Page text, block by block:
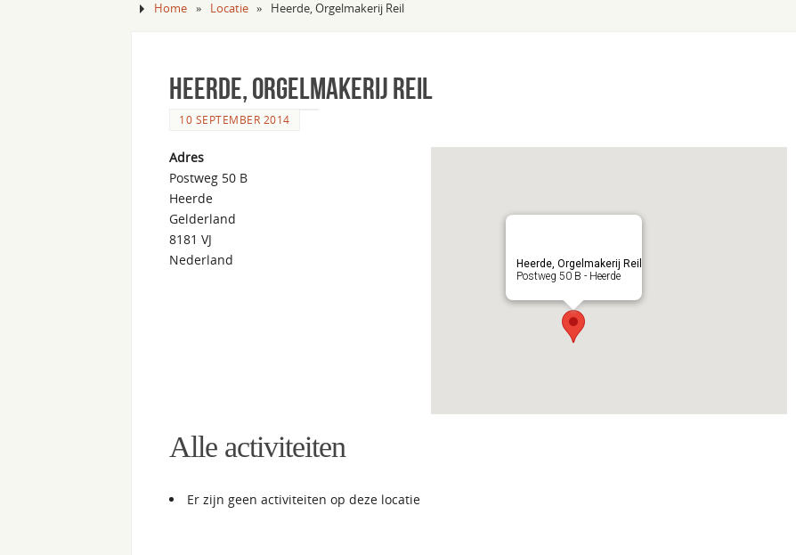
Home » Locatie » Heerde, Orgelmakerij Reil
Heerde, Orgelmakerij Reil
10 SEPTEMBER 2014
Heerde, Orgelmakerij Reil
Postweg 50 B - Heerde
Adres
Postweg 50 B
Heerde
Gelderland
8181 VJ
Nederland
Alle activiteiten
Er zijn geen activiteiten op deze locatie